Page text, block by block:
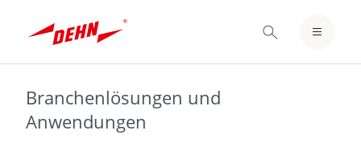
content
EINLOGGEN / REGISTRIEREN
Branchenlösungen und
Anwendungen